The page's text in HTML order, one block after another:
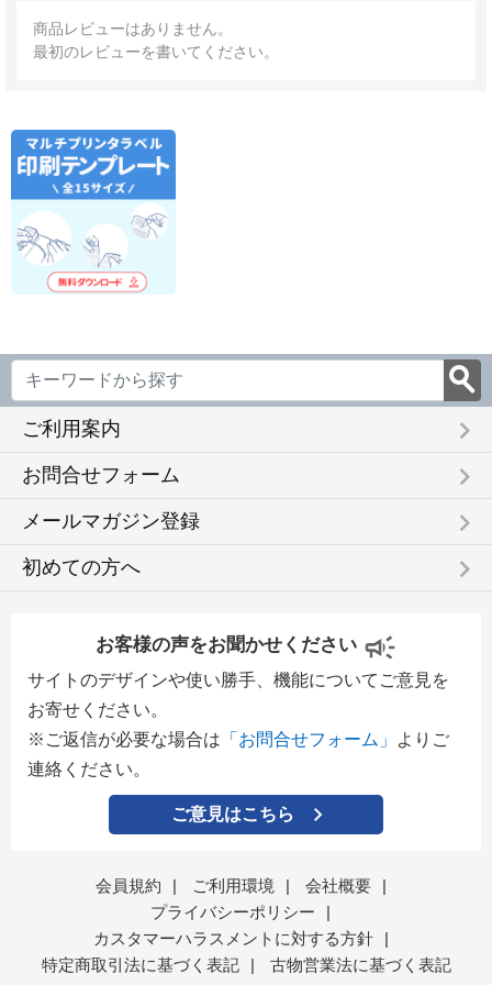
商品レビューはありません。
最初のレビューを書いてください。
ご利用案内 keyboard_arrow_right
お問合せフォーム keyboard_arrow_right
メールマガジン登録 keyboard_arrow_right
初めての方へ keyboard_arrow_right
お客様の声をお聞かせください
サイトのデザインや使い勝手、機能についてご意見を
お寄せください。
※ご返信が必要な場合は 「お問合せフォーム」
よりご
連絡ください。
ご意見はこちら
会員規約 | ご利用環境 | 会社概要
|
プライバシーポリシー
|
カスタマーハラスメントに対する方針
|
特定商取引法に基づく表記
| 古物営業法に基づく表記